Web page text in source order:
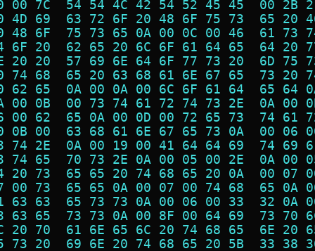
00 7C  54 54 4C 42 54 52 45 45  00
4D 69  63 72 6F 20 48 6F 75 73  65
48 6F  75 73 65 0A 00 0C 00 46  61
6F 20  62 65 20 6C 6F 61 64 65  64
20 20  57 69 6E 64 6F 77 73 20  6D
74 68  65 20 63 68 61 6E 67 65  73
62 65  0A 00 0A 00 6C 6F 61 64  65
00 0B  00 73 74 61 72 74 73 2E  0A
00 62  65 0A 00 0D 00 72 65 73  74
0B 00  63 68 61 6E 67 65 73 0A  00
74 2E  0A 00 19 00 41 64 64 69  74
74 65  70 73 2E 0A 00 05 00 2E  0A
20 73  65 65 20 74 68 65 20 0A  00
00 73  65 65 0A 00 07 00 74 68  65
63 63  65 73 73 0A 00 06 00 33  32
63 65  73 73 0A 00 8F 00 64 69  73
20 70  61 6E 65 6C 20 74 68 65  6E
73 20  69 6E 20 74 68 65 20 5B  33